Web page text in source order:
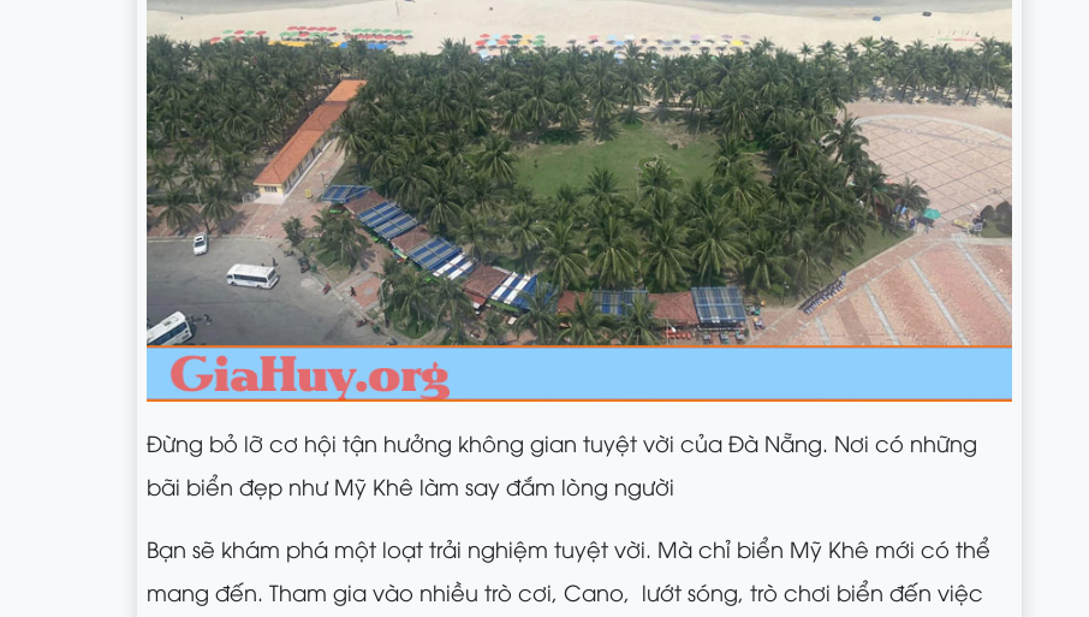
Đừng bỏ lỡ cơ hội tận hưởng không gian tuyệt vời của Đà Nẵng. Nơi có những
bãi biển đẹp như Mỹ Khê làm say đắm lòng người
Bạn sẽ khám phá một loạt trải nghiệm tuyệt vời. Mà chỉ biển Mỹ Khê mới có thể
mang đến. Tham gia vào nhiều trò cơi, Cano, lướt sóng, trò chơi biển đến việc